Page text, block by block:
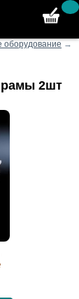
оборудование →
2шт